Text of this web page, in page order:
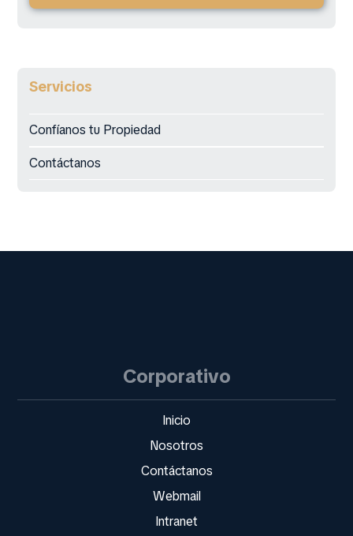
Servicios
Confíanos tu Propiedad
Contáctanos
Corporativo
Inicio
Nosotros
Contáctanos
Webmail
Intranet